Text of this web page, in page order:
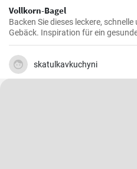
Vollkorn-Bagel
Backen Sie dieses leckere,
Gebäck. Inspiration für ein
man nie genug haben.
skatulkavkuchyni